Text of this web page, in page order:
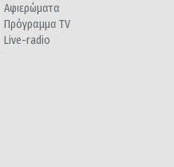
Αφιερώματα
Πρόγραμμα TV
Live-radio